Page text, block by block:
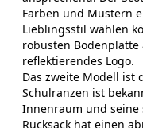
Farben und Mustern
Lieblingsstil wählen
robusten
reflektierendes Logo.
Das zweite Modell ist
Schulranzen ist
Innenraum und seine
Rucksack hat einen